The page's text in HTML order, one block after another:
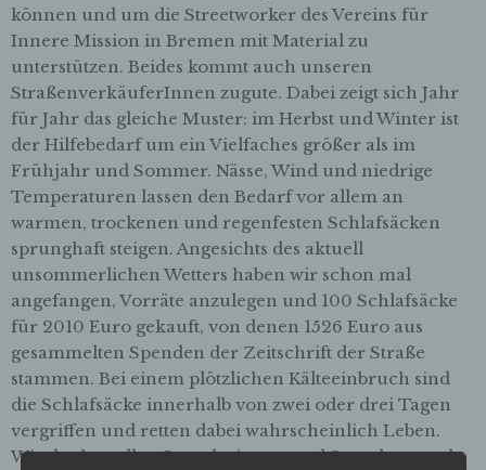
können und um die Streetworker des Vereins für
Innere Mission in Bremen mit Material zu
unterstützen. Beides kommt auch unseren
StraßenverkäuferInnen zugute. Dabei zeigt sich Jahr
für Jahr das gleiche Muster: im Herbst und Winter ist
der Hilfebedarf um ein Vielfaches größer als im
Frühjahr und Sommer. Nässe, Wind und niedrige
Temperaturen lassen den Bedarf vor allem an
warmen, trockenen und regenfesten Schlafsäcken
sprunghaft steigen. Angesichts des aktuell
unsommerlichen Wetters haben wir schon mal
angefangen, Vorräte anzulegen und 100 Schlafsäcke
für 2010 Euro gekauft, von denen 1526 Euro aus
gesammelten Spenden der Zeitschrift der Straße
stammen. Bei einem plötzlichen Kälteeinbruch sind
die Schlafsäcke innerhalb von zwei oder drei Tagen
vergriffen und retten dabei wahrscheinlich Leben.
Wir danken allen Spenderinnen und Spendern und